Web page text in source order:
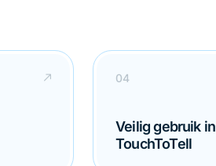
Veilig gebruik in
TouchToTell